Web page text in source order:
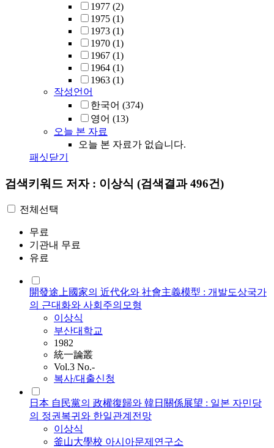
1977 (2)
1975 (1)
1973 (1)
1970 (1)
1967 (1)
1964 (1)
1963 (1)
작성언어
한국어 (374)
영어 (13)
오늘 본 자료
오늘 본 자료가 없습니다.
패싯닫기
검색키워드 저자 : 이상식 (검색결과 496건)
전체선택
무료
기관내 무료
유료
開發途上國家의 近代化와 社會主義模型 : 개발도상국가
의 근대화와 사회주의모형
이상식
부산대학교
1982
統一論叢
Vol.3 No.-
복사/대출신청
日本 自民黨의 政權復歸와 韓日關係展望 : 일본 자민당
의 정권복귀와 한일관계전망
이상식
釜山大學校 아시아문제연구소